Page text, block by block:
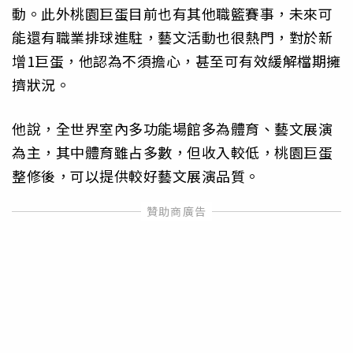
動。此外桃園巨蛋目前也有其他職籃賽事，未來可
能還有職業排球進駐，藝文活動也很熱門，對於新
增1巨蛋，他認為不須擔心，甚至可有效緩解檔期擁
擠狀況。
他說，全世界室內多功能場館多為體育、藝文展演
為主，其中體育雖占多數，但收入較低，桃園巨蛋
整修後，可以提供較好藝文展演品質。